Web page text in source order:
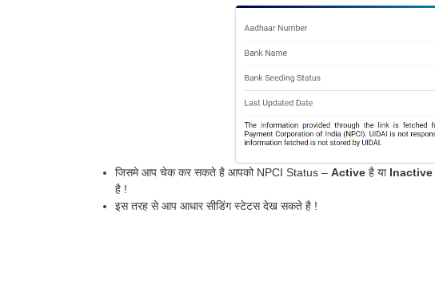
जिसमे आप चेक कर सकते है आपको NPCI Status – Active है या Inactive
है !
इस तरह से आप आधार सीडिंग स्टेटस देख सकते है !